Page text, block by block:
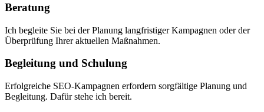
Beratung
Ich begleite Sie bei der Planung langfristiger Kampagnen oder der
Überprüfung Ihrer aktuellen Maßnahmen.
Begleitung und Schulung
Erfolgreiche SEO-Kampagnen erfordern sorgfältige Planung und
Begleitung. Dafür stehe ich bereit.